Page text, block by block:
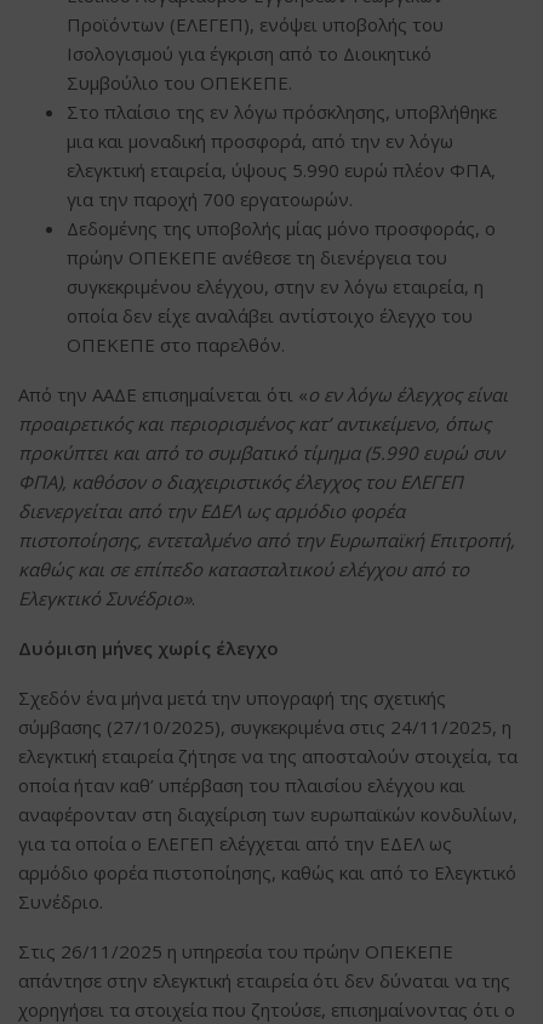
Προϊόντων (ΕΛΕΓΕΠ), ενόψει υποβολής του
Ισολογισμού για έγκριση από το Διοικητικό
Συμβούλιο του ΟΠΕΚΕΠΕ.
Στο πλαίσιο της εν λόγω πρόσκλησης, υποβλήθηκε
μια και μοναδική προσφορά, από την εν λόγω
ελεγκτική εταιρεία, ύψους 5.990 ευρώ πλέον ΦΠΑ,
για την παροχή 700 εργατοωρών.
Δεδομένης της υποβολής μίας μόνο προσφοράς, ο
πρώην ΟΠΕΚΕΠΕ ανέθεσε τη διενέργεια του
συγκεκριμένου ελέγχου, στην εν λόγω εταιρεία, η
οποία δεν είχε αναλάβει αντίστοιχο έλεγχο του
ΟΠΕΚΕΠΕ στο παρελθόν.
Από την ΑΑΔΕ επισημαίνεται ότι «ο εν λόγω έλεγχος είναι
προαιρετικός και περιορισμένος κατ’ αντικείμενο, όπως
προκύπτει και από το συμβατικό τίμημα (5.990 ευρώ συν
ΦΠΑ), καθόσον ο διαχειριστικός έλεγχος του ΕΛΕΓΕΠ
διενεργείται από την ΕΔΕΛ ως αρμόδιο φορέα
πιστοποίησης, εντεταλμένο από την Ευρωπαϊκή Επιτροπή,
καθώς και σε επίπεδο κατασταλτικού ελέγχου από το
Ελεγκτικό Συνέδριο».
Δυόμιση μήνες χωρίς έλεγχο
Σχεδόν ένα μήνα μετά την υπογραφή της σχετικής
σύμβασης (27/10/2025), συγκεκριμένα στις 24/11/2025, η
ελεγκτική εταιρεία ζήτησε να της αποσταλούν στοιχεία, τα
οποία ήταν καθ’ υπέρβαση του πλαισίου ελέγχου και
αναφέρονταν στη διαχείριση των ευρωπαϊκών κονδυλίων,
για τα οποία ο ΕΛΕΓΕΠ ελέγχεται από την ΕΔΕΛ ως
αρμόδιο φορέα πιστοποίησης, καθώς και από το Ελεγκτικό
Συνέδριο.
Στις 26/11/2025 η υπηρεσία του πρώην ΟΠΕΚΕΠΕ
απάντησε στην ελεγκτική εταιρεία ότι δεν δύναται να της
χορηγήσει τα στοιχεία που ζητούσε, επισημαίνοντας ότι ο